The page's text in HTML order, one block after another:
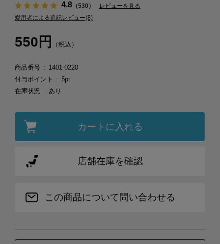
4.8（530）
レビューを見る
愛用者による追記レビュー(8)
550円 （税込）
商品番号
1401-0220
付与ポイント
5pt
在庫状況
あり
カートに入れる
店舗在庫を確認
この商品について問い合わせる